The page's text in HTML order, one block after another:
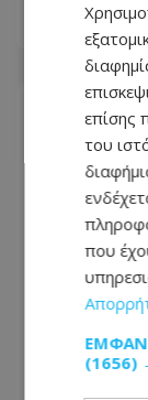
06.08.2026 -
επίσης
του
που
(1656)